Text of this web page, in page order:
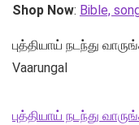
Shop Now: Bible,
புத்தியாய் நடந்து
Vaarungal
புத்தியாய் நடந்து